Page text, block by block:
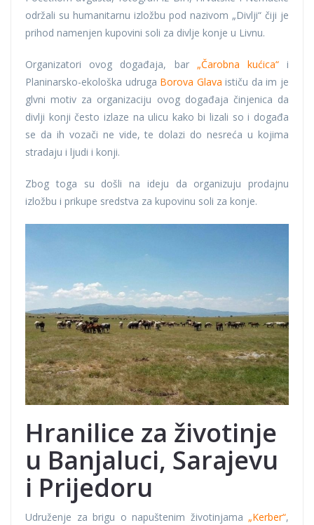
održali su humanitarnu izložbu pod nazivom „Divlji“ čiji je
prihod namenjen kupovini soli za divlje konje u Livnu.
Organizatori ovog događaja, bar „Čarobna kućica“i
Planinarsko-ekološka udruga Borova Glava ističu da im je
glvni motiv za organizaciju ovog događaja činjenica da
divlji konji često izlaze na ulicu kako bi lizali so i događa
se da ih vozači ne vide, te dolazi do nesreća u kojima
stradaju i ljudi i konji.
Zbog toga su došli na ideju da organizuju prodajnu
izložbu i prikupe sredstva za kupovinu soli za konje.
Hranilice za životinje
u Banjaluci, Sarajevu
i Prijedoru
Udruženje za brigu o napuštenim životinjama „Kerber“,